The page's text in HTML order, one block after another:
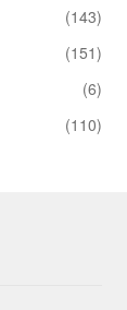
(143)
(151)
(6)
(110)